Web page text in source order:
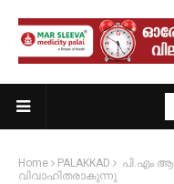
Home PALAKKAD
പി.എം
വിവാഹിതരാകുന്നു